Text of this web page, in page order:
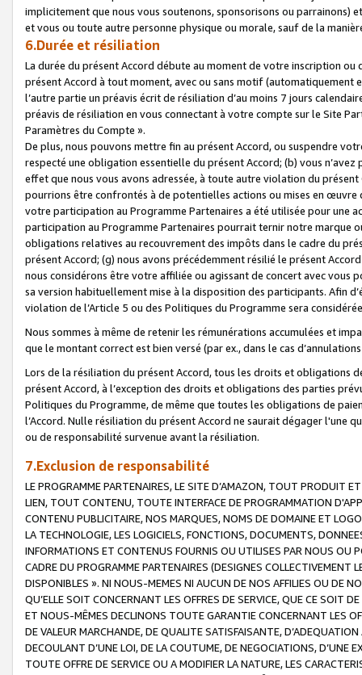
implicitement que nous vous soutenons, sponsorisons ou parrainons)
et vous ou toute autre personne physique ou morale, sauf de la
6.Durée et résiliation
La durée du présent Accord débute au moment de votre inscription
présent Accord à tout moment, avec ou sans motif (automatiquement
l’autre partie un préavis écrit de résiliation d’au moins 7 jours
préavis de résiliation en vous connectant à votre compte sur le Site
Paramètres du Compte ».
De plus, nous pouvons mettre fin au présent Accord, ou suspendre
respecté une obligation essentielle du présent Accord; (b) vous
effet que nous vous avons adressée, à toute autre violation du
pourrions être confrontés à de potentielles actions ou mises en
votre participation au Programme Partenaires a été utilisée pour une
participation au Programme Partenaires pourrait ternir notre marque
obligations relatives au recouvrement des impôts dans le cadre du
présent Accord; (g) nous avons précédemment résilié le présent
nous considérons être votre affiliée ou agissant de concert avec vous
sa version habituellement mise à la disposition des participants. Afin
violation de l’Article 5 ou des Politiques du Programme sera
Nous sommes à même de retenir les rémunérations accumulées et
que le montant correct est bien versé (par ex., dans le cas
Lors de la résiliation du présent Accord, tous les droits et obligations
présent Accord, à l’exception des droits et obligations des parties
Politiques du Programme, de même que toutes les obligations de
l’Accord. Nulle résiliation du présent Accord ne saurait dégager l'une
ou de responsabilité survenue avant la résiliation.
7.Exclusion de responsabilité
LE PROGRAMME PARTENAIRES, LE SITE D’AMAZON, TOUT PRODUIT
LIEN, TOUT CONTENU, TOUTE INTERFACE DE PROGRAMMATION
CONTENU PUBLICITAIRE, NOS MARQUES, NOMS DE DOMAINE ET
LA TECHNOLOGIE, LES LOGICIELS, FONCTIONS, DOCUMENTS,
INFORMATIONS ET CONTENUS FOURNIS OU UTILISES PAR NOUS OU
CADRE DU PROGRAMME PARTENAIRES (DESIGNES COLLECTIVEMENT
DISPONIBLES ». NI NOUS-MEMES NI AUCUN DE NOS AFFILIES OU DE
QU’ELLE SOIT CONCERNANT LES OFFRES DE SERVICE, QUE CE SOIT
ET NOUS-MÊMES DECLINONS TOUTE GARANTIE CONCERNANT LES
DE VALEUR MARCHANDE, DE QUALITE SATISFAISANTE,
DECOULANT D’UNE LOI, DE LA COUTUME, DE NEGOCIATIONS, D’UNE
TOUTE OFFRE DE SERVICE OU A MODIFIER LA NATURE, LES